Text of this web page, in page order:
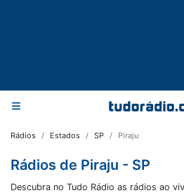
Rádios Estados SP Piraju
Rádios de Piraju - SP
Descubra no Tudo Rádio as rádios ao